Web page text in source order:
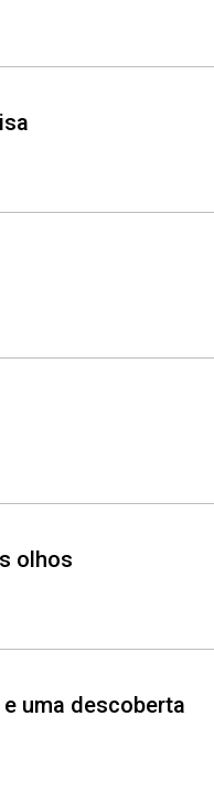
olhos
uma descoberta